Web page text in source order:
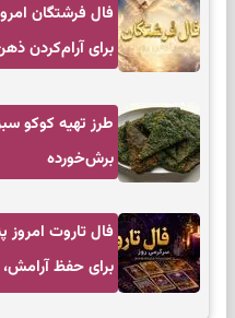
برای آرام‌کردن
طرز تهیه کوکو
برش‌خورده
برای حفظ